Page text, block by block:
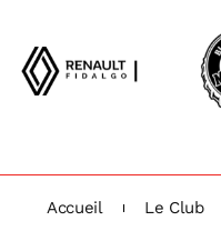
Accueil Le Club